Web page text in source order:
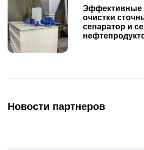
Эффективные
очистки
сепаратор и
Новости партнеров